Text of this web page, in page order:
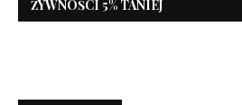
ŻYWNOŚCI 5% TANIEJ